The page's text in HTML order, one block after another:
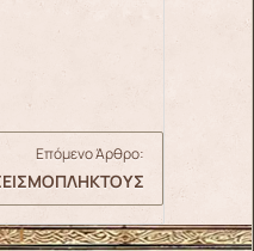
Επόμενο Άρθρο: